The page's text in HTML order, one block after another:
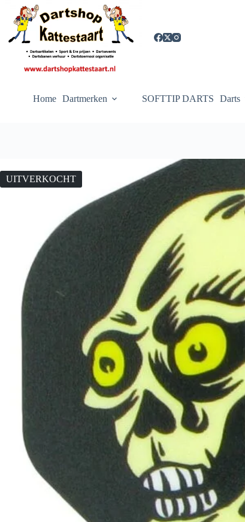
inhoud
Home Dartmerken SOFTTIP DARTS Darts
UITVERKOCHT